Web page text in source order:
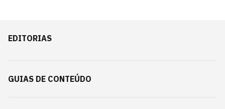
EDITORIAS
GUIAS DE CONTEÚDO